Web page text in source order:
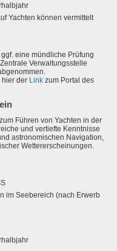
Yachten können vermittelt
eine mündliche Prüfung
Verwaltungsstelle
hier der Link zum Portal des
Führen von Yachten in der
und vertiefte Kenntnisse
astronomischen Navigation,
Wettererscheinungen.
im Seebereich (nach Erwerb